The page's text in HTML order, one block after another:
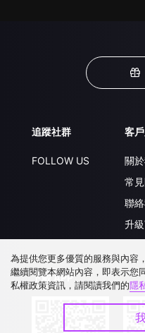
追蹤社群
FOLLOW US
客
關
常
聯
升
下載 APP
為提供您更多優質的服務與內容
繼續閱覽本網站內容，即表示您
私權政策資訊，請閱讀我們的隱